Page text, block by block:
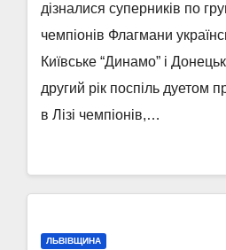
дізналися суперників по
чемпіонів Флагмани
Київське “Динамо” і
другий рік поспіль дуетом
в Лізі чемпіонів,…
ЛЬВІВЩИНА